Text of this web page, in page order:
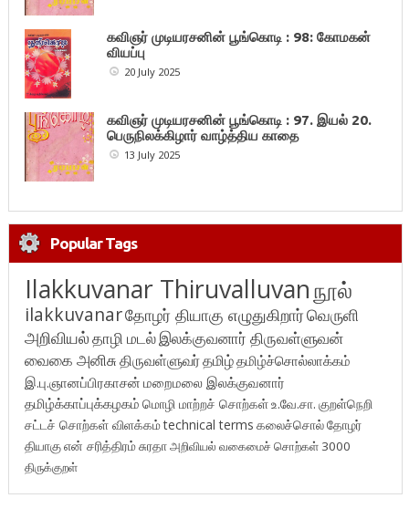
கவிஞர் முடியரசனின் பூங்கொடி : 98: கோமகன்
வியப்பு
20 July 2025
கவிஞர் முடியரசனின் பூங்கொடி : 97. இயல் 20.
பெருநிலக்கிழார் வாழ்த்திய காதை
13 July 2025
Popular Tags
Ilakkuvanar Thiruvalluvanநூல்
ilakkuvanarதோழர் தியாகு எழுதுகிறார்வெருளி
அறிவியல்தாழி மடல்இலக்குவனார் திருவள்ளுவன்
வைகை அனிசுதிருவள்ளுவர்தமிழ்தமிழ்ச்சொல்லாக்கம்
இ.பு.ஞானப்பிரகாசன் மறைமலை இலக்குவனார்
தமிழ்க்காப்புக்கழகம் மொழி மாற்றச் சொற்கள்உ.வே.சா. குறள்நெறி
சட்டச் சொற்கள் விளக்கம்technical terms கலைச்சொல்தோழர்
தியாகுஎன் சரித்திரம்சுரதாஅறிவியல் வகைமைச் சொற்கள் 3000
திருக்குறள்